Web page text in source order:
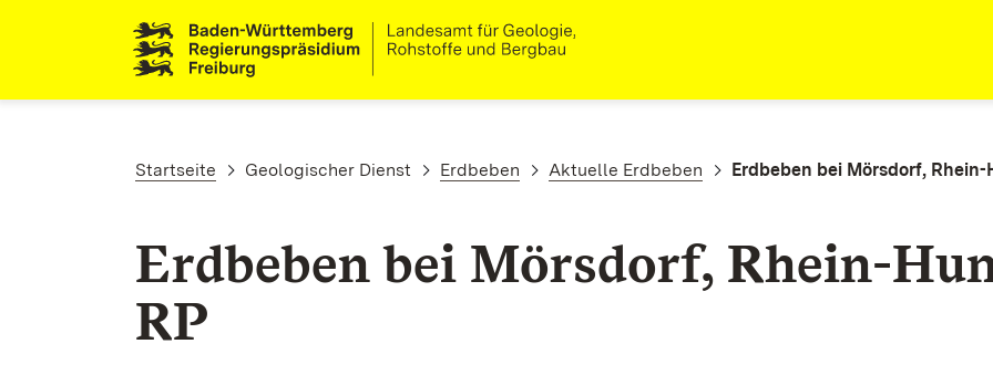
Pfadnavigation
Startseite Geologischer Dienst Erdbeben Aktuelle Erdbeben Erdbeben bei Mörsdorf, Rhein-
Erdbeben bei Mörsdorf, Rhein-
RP